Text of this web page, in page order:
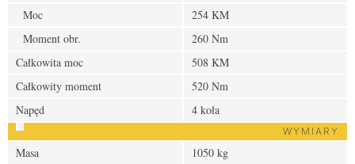
Moc
254 KM
Moment obr.
260 Nm
Całkowita moc
508 KM
Całkowity moment
520 Nm
Napęd
4 koła
WYMIARY
Masa
1050 kg